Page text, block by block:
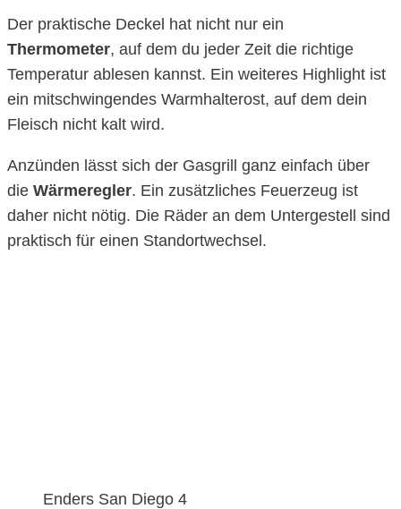
Der praktische Deckel hat nicht nur ein
Thermometer, auf dem du jeder Zeit die richtige
Temperatur ablesen kannst. Ein weiteres Highlight ist
ein mitschwingendes Warmhalterost, auf dem dein
Fleisch nicht kalt wird.
Anzünden lässt sich der Gasgrill ganz einfach über
die Wärmeregler. Ein zusätzliches Feuerzeug ist
daher nicht nötig. Die Räder an dem Untergestell sind
praktisch für einen Standortwechsel.
Enders San Diego 4